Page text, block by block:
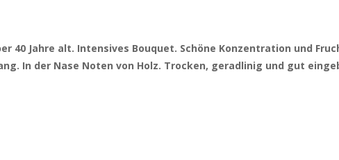
40 Jahre alt. Intensives Bouquet. Schöne Konzentration und
In der Nase Noten von Holz. Trocken, geradlinig und gut